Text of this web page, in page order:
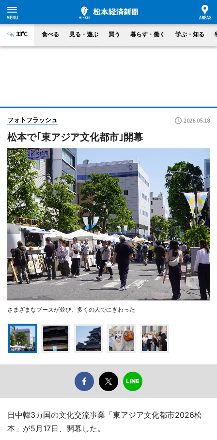
33°C 食べる 見る・遊ぶ 買う 暮らす・働く 学ぶ・知る
フォトフラッシュ 2026.05.18
松本で｢東アジア文化都市｣開幕
さまざまなブースが並び、多くの人でにぎわった
日中韓3カ国の文化交流事業「東アジア文化都市2026松
本」が5月17日、開幕した。